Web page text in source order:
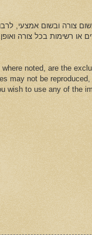
צורה ובשום אמצעי,
או רשימות בכל צורה
noted, are the
may not be
wish to use any of the